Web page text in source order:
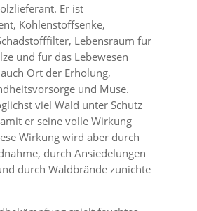
Er ist
Kohlenstoffsenke,
Lebensraum für
und für das Lebewesen
Ort der Erholung,
und Muse.
viel Wald unter Schutz
er seine volle Wirkung
Wirkung wird aber durch
durch Ansiedelungen
durch Waldbrände zunichte